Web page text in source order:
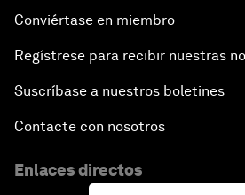
Conviértase en miembro
Regístrese para recibir nuestras
Suscríbase a nuestros boletines
Contacte con nosotros
Enlaces directos